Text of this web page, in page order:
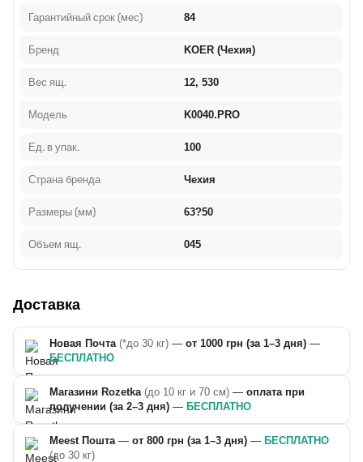
Гарантийный срок (мес) 84
Бренд KOER (Чехия)
Вес ящ. 12, 530
Модель K0040.PRO
Ед. в упак. 100
Страна бренда Чехия
Размеры (мм) 63?50
Объем ящ. 045
Доставка
Новая Почта (*до 30 кг) — от 1000 грн (за 1–3 дня) —
БЕСПЛАТНО
Магазини Rozetka (до 10 кг и 70 см) — оплата при
получении (за 2–3 дня) — БЕСПЛАТНО
Meest Пошта — от 800 грн (за 1–3 дня) — БЕСПЛАТНО
(до 30 кг)